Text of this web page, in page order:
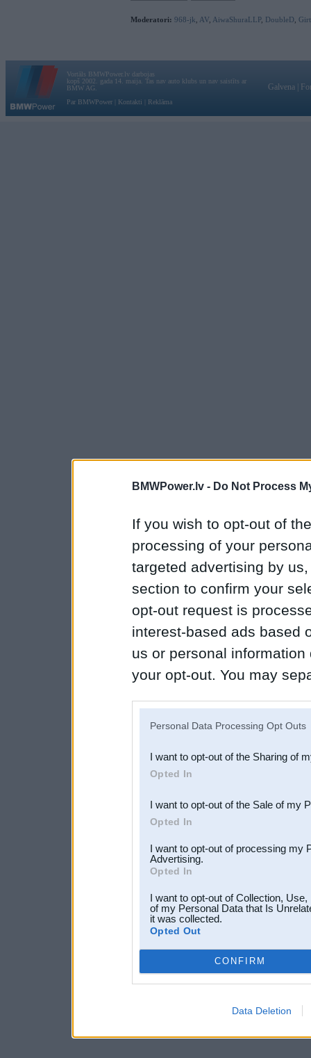
BMWPower.lv - Do Not Process
If you wish to opt-out of
processing of your
targeted advertising by
section to confirm your
opt-out request is
interest-based ads based
us or personal
your opt-out. You may
Downstream Participants
third parties.
Personal Data Processing Opt Outs
I want to opt-out of the Sharing of
Opted In
I want to opt-out of the Sale of my
Opted In
I want to opt-out of processing my
Advertising.
Opted In
I want to opt-out of Collection,
of my Personal Data that Is
it was collected.
Opted Out
CONFIRM
Data Deletion
Moderatori: 968-jk AV AiwaShuraLLP, DoubleD
Vortāls BMWPower.lv darbojas
kopš 2002. gada 14. maija. Tas nav auto klubs un nav saistīts ar
BMW AG.
Par BMWPower
Kontakti Reklāma
Galvena